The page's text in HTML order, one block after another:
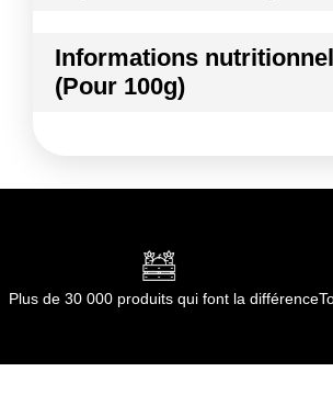
Haricot vert
Conformément aux informations
Informations
(Pour 100g)
Kilojoules
dont Acides gras saturés
Plus de 30 000 produits qui font la différence